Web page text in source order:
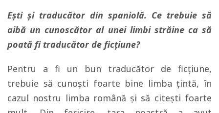
Ești și traducător din spaniolă. Ce trebuie să
aibă un cunoscător al unei limbi străine ca să
poată fi traducător de ficțiune?
Pentru a fi un bun traducător de ficțiune,
trebuie să cunoști foarte bine limba țintă, în
cazul nostru limba română și să citești foarte